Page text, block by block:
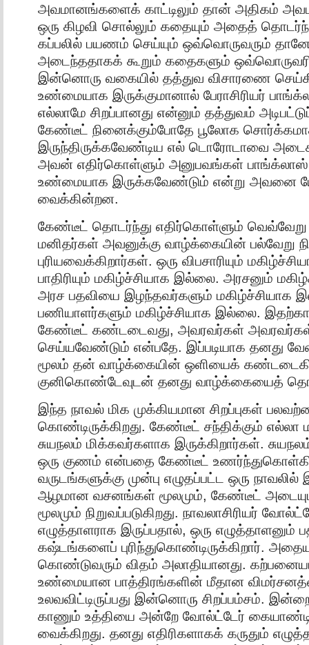
அவமானங்களைக் காட்டிலும் தான் அதிகம்
ஒரு கிழவி சொல்லும் கதையும் அதைத்
கப்பலில் பயணம் செய்யும் ஒவ்வொருவரும்
அடைந்ததாகக் கூறும் கதைகளும்
இன்னொரு வகையில் தத்துவ விசாரணை
உண்மையாக இருக்குமானால் பேராசிரியர்
எல்லாமே சிறப்பானது என்னும் தத்துவம்
கேண்டீட் நினைக்கும்போதே பூலோக
இருந்திருக்கவேண்டிய எல் டொரோடாவை
அவன் எதிர்கொள்ளும் அனுபவங்கள்
உண்மையாக இருக்கவேண்டும் என்று அவனை
வைக்கின்றன.
கேண்டீட் தொடர்ந்து எதிர்கொள்ளும் வெவ்வேறு
மனிதர்கள் அவனுக்கு வாழ்க்கையின் பல்வேறு
புரியவைக்கிறார்கள். ஒரு விபசாரியும்
பாதிரியும் மகிழ்ச்சியாக இல்லை. அரசனும்
அரச பதவியை இழந்தவர்களும் மகிழ்ச்சியாக
பணியாளர்களும் மகிழ்ச்சியாக இல்லை.
கேண்டீட் கண்டடைவது, அவரவர்கள்
செய்யவேண்டும் என்பதே. இப்படியாக தனது
மூலம் தன் வாழ்க்கையின் ஒளியைக்
குனிகொண்டேவுடன் தனது வாழ்க்கையைத்
இந்த நாவல் மிக முக்கியமான சிறப்புகள்
கொண்டிருக்கிறது. கேண்டீட் சந்திக்கும் எல்லா
சுயநலம் மிக்கவர்களாக இருக்கிறார்கள்.
ஒரு குணம் என்பதை கேண்டீட்
வருடங்களுக்கு முன்பு எழுதப்பட்ட ஒரு
ஆழமான வசனங்கள் மூலமும், கேண்டீட்
மூலமும் நிறுவப்படுகிறது. நாவலாசிரியர்
எழுத்தாளராக இருப்பதால், ஒரு எழுத்தாளனும்
கஷ்டங்களைப் புரிந்துகொண்டிருக்கிறார்.
கொண்டுவரும் விதம் அலாதியானது.
உண்மையான பாத்திரங்களின் மீதான
உலவவிட்டிருப்பது இன்னொரு சிறப்பம்சம்.
காணும் உத்தியை அன்றே வோல்ட்டேர்
வைக்கிறது. தனது எதிரிகளாகக் கருதும்